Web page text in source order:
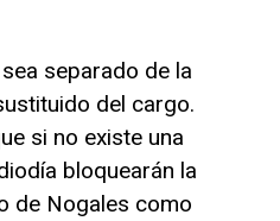
separado de la
del cargo.
si no existe una
bloquearán la
de Nogales como